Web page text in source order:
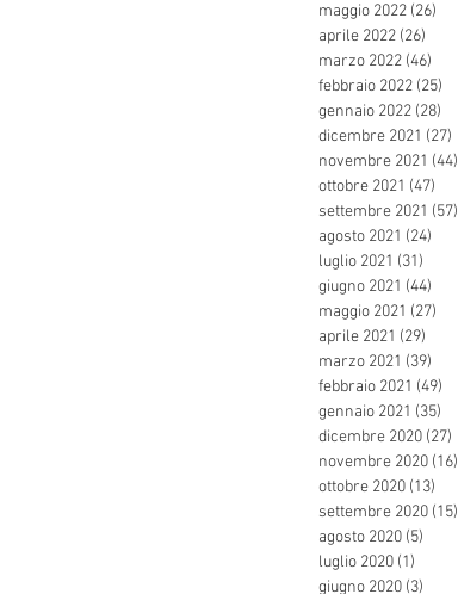
maggio 2022 (26)
aprile 2022 (26)
marzo 2022 (46)
febbraio 2022 (25)
gennaio 2022 (28)
dicembre 2021 (27)
novembre 2021 (44)
ottobre 2021 (47)
settembre 2021 (57)
agosto 2021 (24)
luglio 2021 (31)
giugno 2021 (44)
maggio 2021 (27)
aprile 2021 (29)
marzo 2021 (39)
febbraio 2021 (49)
gennaio 2021 (35)
dicembre 2020 (27)
novembre 2020 (16)
ottobre 2020 (13)
settembre 2020 (15)
agosto 2020 (5)
luglio 2020 (1)
giugno 2020 (3)